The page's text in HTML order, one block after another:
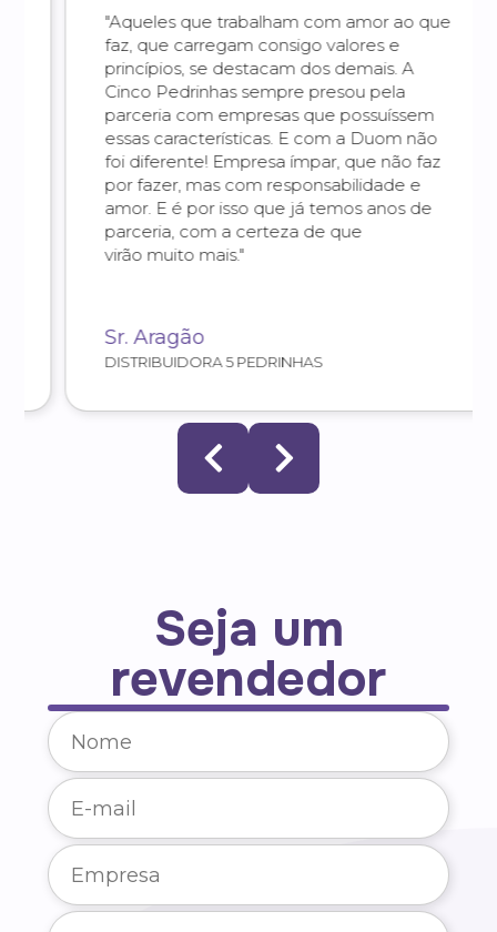
"Aqueles que trabalham com amor ao que
faz, que carregam consigo valores e
princípios, se destacam dos demais. A
Cinco Pedrinhas sempre presou pela
parceria com empresas que possuíssem
essas características. E com a Duom não
foi diferente! Empresa ímpar, que não faz
por fazer, mas com responsabilidade e
amor. E é por isso que já temos anos de
parceria, com a certeza de que
virão muito mais."
Sr. Aragão
DISTRIBUIDORA 5 PEDRINHAS
Seja um
revendedor